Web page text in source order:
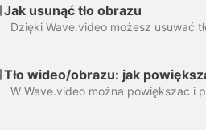
Jak usunąć tło obrazu
Tło wideo/obrazu: jak